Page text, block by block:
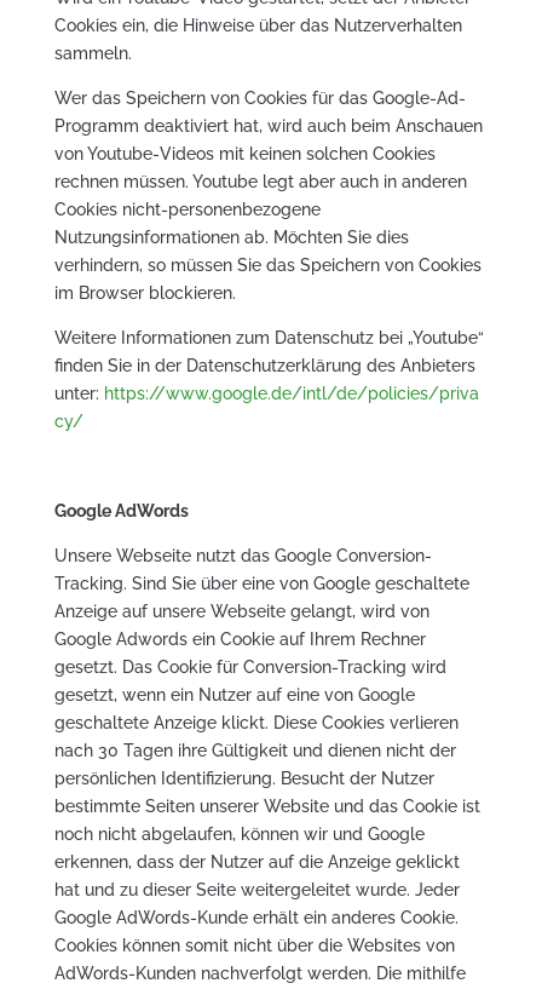
Cookies ein, die Hinweise über das Nutzerverhalten
sammeln.
Wer das Speichern von Cookies für das Google-Ad-
Programm deaktiviert hat, wird auch beim Anschauen
von Youtube-Videos mit keinen solchen Cookies
rechnen müssen. Youtube legt aber auch in anderen
Cookies nicht-personenbezogene
Nutzungsinformationen ab. Möchten Sie dies
verhindern, so müssen Sie das Speichern von Cookies
im Browser blockieren.
Weitere Informationen zum Datenschutz bei „Youtube“
finden Sie in der Datenschutzerklärung des Anbieters
unter: https://www.google.de/intl/de/policies/priva
cy/
Google AdWords
Unsere Webseite nutzt das Google Conversion-
Tracking. Sind Sie über eine von Google geschaltete
Anzeige auf unsere Webseite gelangt, wird von
Google Adwords ein Cookie auf Ihrem Rechner
gesetzt. Das Cookie für Conversion-Tracking wird
gesetzt, wenn ein Nutzer auf eine von Google
geschaltete Anzeige klickt. Diese Cookies verlieren
nach 30 Tagen ihre Gültigkeit und dienen nicht der
persönlichen Identifizierung. Besucht der Nutzer
bestimmte Seiten unserer Website und das Cookie ist
noch nicht abgelaufen, können wir und Google
erkennen, dass der Nutzer auf die Anzeige geklickt
hat und zu dieser Seite weitergeleitet wurde. Jeder
Google AdWords-Kunde erhält ein anderes Cookie.
Cookies können somit nicht über die Websites von
AdWords-Kunden nachverfolgt werden. Die mithilfe